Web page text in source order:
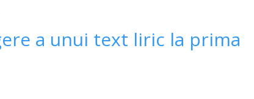
a unui text liric la prima